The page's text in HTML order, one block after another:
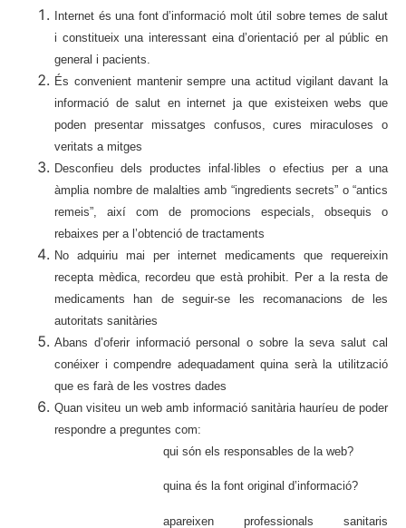
Internet és una font d’informació molt útil sobre temes de salut
i constitueix una interessant eina d’orientació per al públic en
general i pacients.
És convenient mantenir sempre una actitud vigilant davant la
informació de salut en internet ja que existeixen webs que
poden presentar missatges confusos, cures miraculoses o
veritats a mitges
Desconfieu dels productes infal·libles o efectius per a una
àmplia nombre de malalties amb “ingredients secrets” o “antics
remeis”, així com de promocions especials, obsequis o
rebaixes per a l’obtenció de tractaments
No adquiriu mai per internet medicaments que requereixin
recepta mèdica, recordeu que està prohibit. Per a la resta de
medicaments han de seguir-se les recomanacions de les
autoritats sanitàries
Abans d’oferir informació personal o sobre la seva salut cal
conéixer i compendre adequadament quina serà la utilització
que es farà de les vostres dades
Quan visiteu un web amb informació sanitària hauríeu de poder
respondre a preguntes com:
qui són els responsables de la web?
quina és la font original d’informació?
apareixen professionals sanitaris